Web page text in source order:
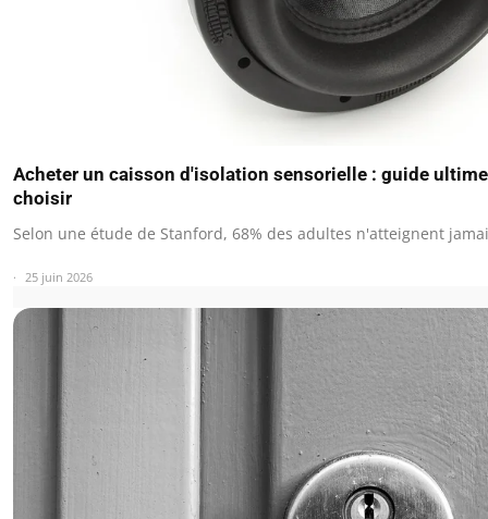
Acheter un caisson d'isolation sensorielle : guide
choisir
Selon une étude de Stanford, 68% des adultes n'atteignent
25 juin 2026